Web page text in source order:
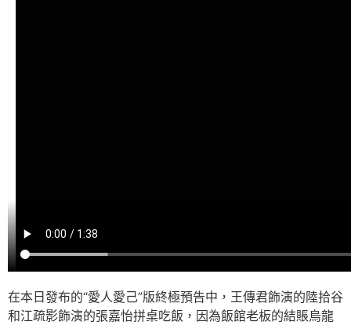
在本日發布的“愛人愛己”版終極預告中，王傳君飾演的陸拾谷
和江疏影飾演的張嘉怡拼桌吃飯，因為飯館老板的結賬烏龍